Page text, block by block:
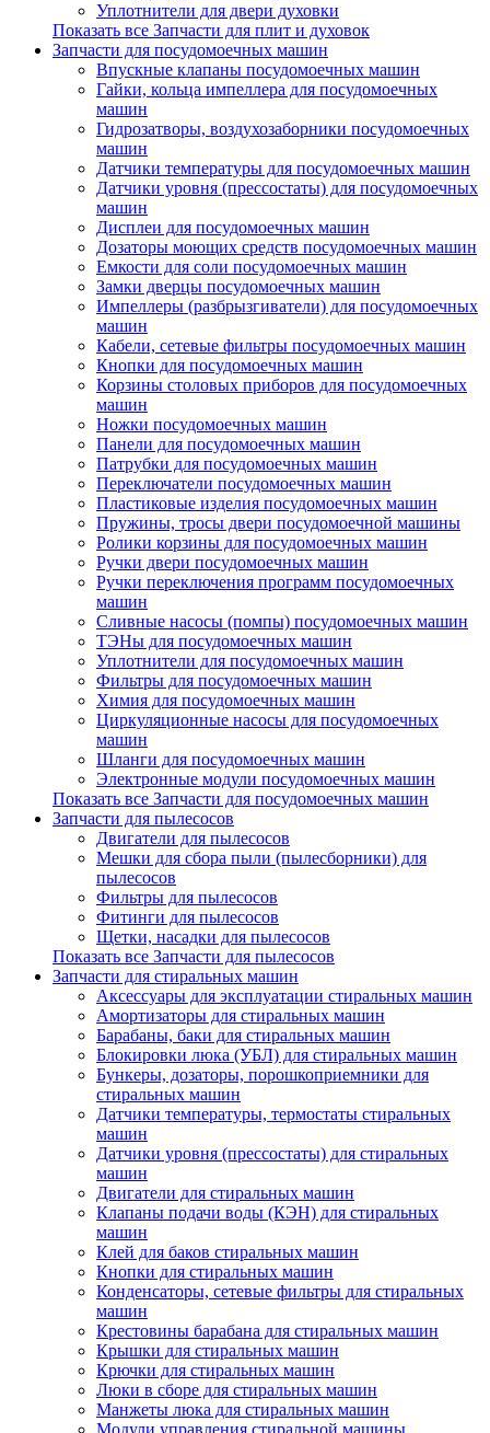
Уплотнители для двери духовки
Показать все Запчасти для плит и духовок
Запчасти для посудомоечных машин
Впускные клапаны посудомоечных машин
Гайки, кольца импеллера для посудомоечных
машин
Гидрозатворы, воздухозаборники посудомоечных
машин
Датчики температуры для посудомоечных машин
Датчики уровня (прессостаты) для посудомоечных
машин
Дисплеи для посудомоечных машин
Дозаторы моющих средств посудомоечных машин
Емкости для соли посудомоечных машин
Замки дверцы посудомоечных машин
Импеллеры (разбрызгиватели) для посудомоечных
машин
Кабели, сетевые фильтры посудомоечных машин
Кнопки для посудомоечных машин
Корзины столовых приборов для посудомоечных
машин
Ножки посудомоечных машин
Панели для посудомоечных машин
Патрубки для посудомоечных машин
Переключатели посудомоечных машин
Пластиковые изделия посудомоечных машин
Пружины, тросы двери посудомоечной машины
Ролики корзины для посудомоечных машин
Ручки двери посудомоечных машин
Ручки переключения программ посудомоечных
машин
Сливные насосы (помпы) посудомоечных машин
ТЭНы для посудомоечных машин
Уплотнители для посудомоечных машин
Фильтры для посудомоечных машин
Химия для посудомоечных машин
Циркуляционные насосы для посудомоечных
машин
Шланги для посудомоечных машин
Электронные модули посудомоечных машин
Показать все Запчасти для посудомоечных машин
Запчасти для пылесосов
Двигатели для пылесосов
Мешки для сбора пыли (пылесборники) для
пылесосов
Фильтры для пылесосов
Фитинги для пылесосов
Щетки, насадки для пылесосов
Показать все Запчасти для пылесосов
Запчасти для стиральных машин
Аксессуары для эксплуатации стиральных машин
Амортизаторы для стиральных машин
Барабаны, баки для стиральных машин
Блокировки люка (УБЛ) для стиральных машин
Бункеры, дозаторы, порошкоприемники для
стиральных машин
Датчики температуры, термостаты стиральных
машин
Датчики уровня (прессостаты) для стиральных
машин
Двигатели для стиральных машин
Клапаны подачи воды (КЭН) для стиральных
машин
Клей для баков стиральных машин
Кнопки для стиральных машин
Конденсаторы, сетевые фильтры для стиральных
машин
Крестовины барабана для стиральных машин
Крышки для стиральных машин
Крючки для стиральных машин
Люки в сборе для стиральных машин
Манжеты люка для стиральных машин
Модули управления стиральной машины